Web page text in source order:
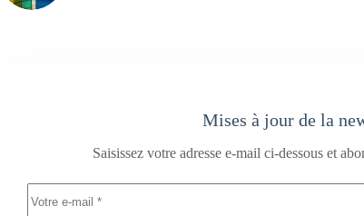
Mises à jour de la
Saisissez votre adresse e-mail ci-dessous et